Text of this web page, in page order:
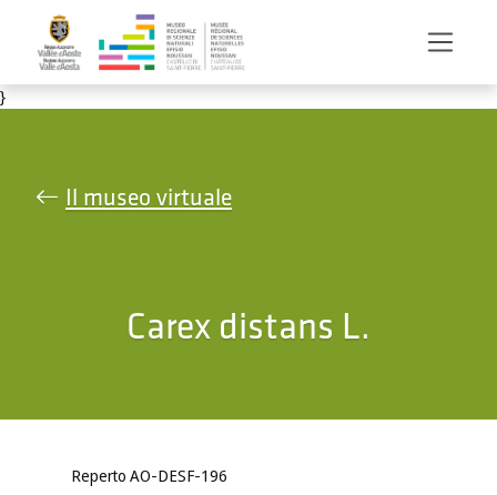
Salta al contenuto principale
}
Il museo virtuale
Carex distans L.
Reperto AO-DESF-196